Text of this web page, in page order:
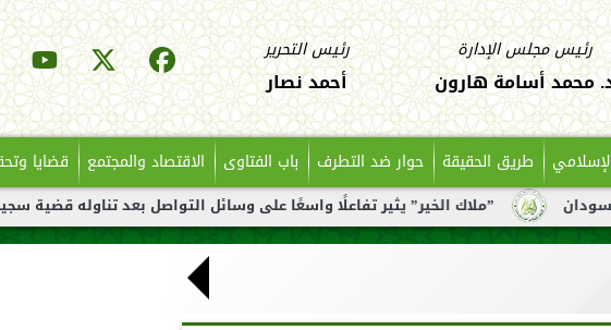
رئيس مجلس الإدارة
محمد أسامة هارون
رئيس التحرير
أحمد نصار
طريق الحقيقة حوار ضد التطرف باب الفتاوى الاقتصاد والمجتمع قضايا
”ملاك الخير” يثير تفاعلًا واسعًا على وسائل التواصل بعد تناوله قضية سجين اكتشف علاجا